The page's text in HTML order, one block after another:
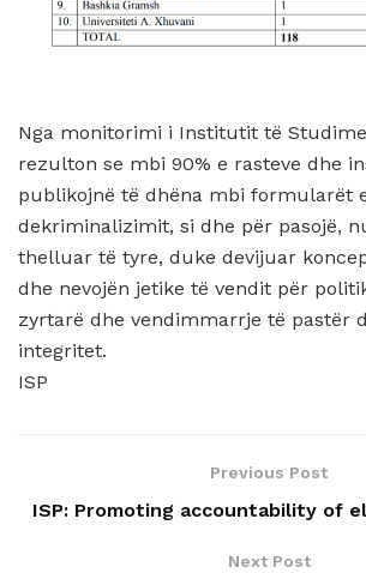
Nga monitorimi i Institutit të
rezulton se mbi 90% e rasteve dhe
publikojnë të dhëna mbi formularët
dekriminalizimit, si dhe për pasojë,
thelluar të tyre, duke devijuar
dhe nevojën jetike të vendit për
zyrtarë dhe vendimmarrje të pastër
integritet.
ISP
Previous Post
ISP: Promoting accountability of
Next Post